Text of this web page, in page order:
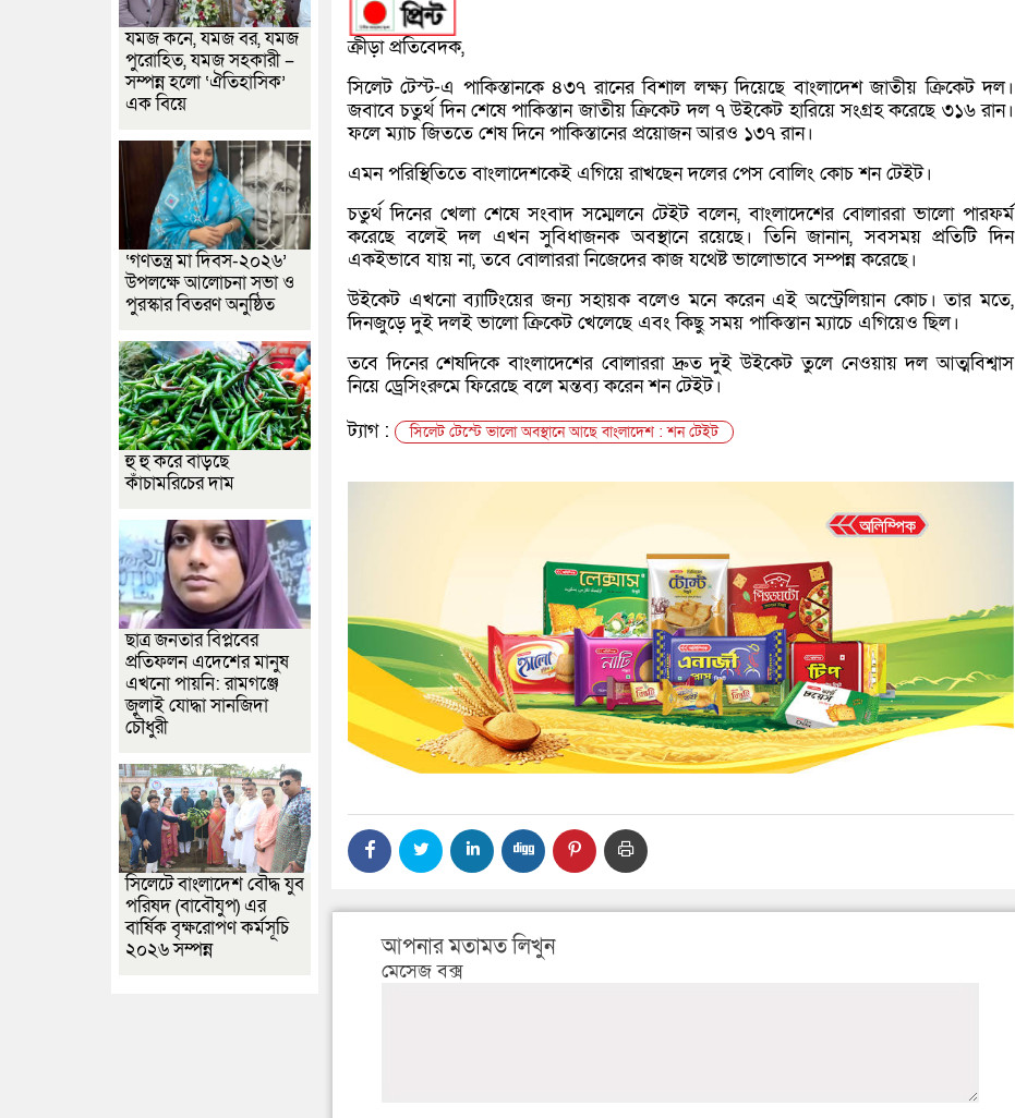
ক্রীড়া প্রতিবেদক,
সিলেট টেস্ট-এ পাকিস্তানকে ৪৩৭ রানের বিশাল লক্ষ্য দিয়েছেবাংলাদেশ জাতীয় ক্রিকেট দল।
জবাবে চতুর্থ দিন শেষেপাকিস্তান জাতীয় ক্রিকেট দল৭ উইকেট হারিয়ে সংগ্রহ করেছে ৩১৬ রান।
ফলে ম্যাচ জিততে শেষ দিনে পাকিস্তানের প্রয়োজন আরও ১৩৭ রান।
এমন পরিস্থিতিতে বাংলাদেশকেই এগিয়ে রাখছেন দলের পেস বোলিং কোচশন টেইট।
চতুর্থ দিনের খেলা শেষে সংবাদ সম্মেলনে টেইট বলেন, বাংলাদেশের বোলাররা ভালো পারফর্ম
করেছে বলেই দল এখন সুবিধাজনক অবস্থানে রয়েছে। তিনি জানান, সবসময় প্রতিটি দিন
একইভাবে যায় না, তবে বোলাররা নিজেদের কাজ যথেষ্ট ভালোভাবে সম্পন্ন করেছে।
উইকেট এখনো ব্যাটিংয়ের জন্য সহায়ক বলেও মনে করেন এই অস্ট্রেলিয়ান কোচ। তার মতে,
দিনজুড়ে দুই দলই ভালো ক্রিকেট খেলেছে এবং কিছু সময় পাকিস্তান ম্যাচে এগিয়েও ছিল।
তবে দিনের শেষদিকে বাংলাদেশের বোলাররা দ্রুত দুই উইকেট তুলে নেওয়ায় দল আত্মবিশ্বাস
নিয়ে ড্রেসিংরুমে ফিরেছে বলে মন্তব্য করেন শন টেইট।
ট্যাগ :
সিলেট টেস্টে ভালো অবস্থানে আছে বাংলাদেশ : শন টেইট
আপনার মতামত লিখুন
মেসেজ বক্স
যমজ কনে, যমজ বর, যমজ
পুরোহিত, যমজ সহকারী –
সম্পন্ন হলো ‘ঐতিহাসিক’
এক বিয়ে
‘গণতন্ত্র মা দিবস-২০২৬’
উপলক্ষে আলোচনা সভা ও
পুরস্কার বিতরণ অনুষ্ঠিত
হু হু করে বাড়ছে
কাঁচামরিচের দাম
ছাত্র জনতার বিপ্লবের
প্রতিফলন এদেশের মানুষ
এখনো পায়নি: রামগঞ্জে
জুলাই যোদ্ধা সানজিদা
চৌধুরী
সিলেটে বাংলাদেশ বৌদ্ধ যুব
পরিষদ (বাবৌযুপ) এর
বার্ষিক বৃক্ষরোপণ কর্মসূচি
২০২৬ সম্পন্ন